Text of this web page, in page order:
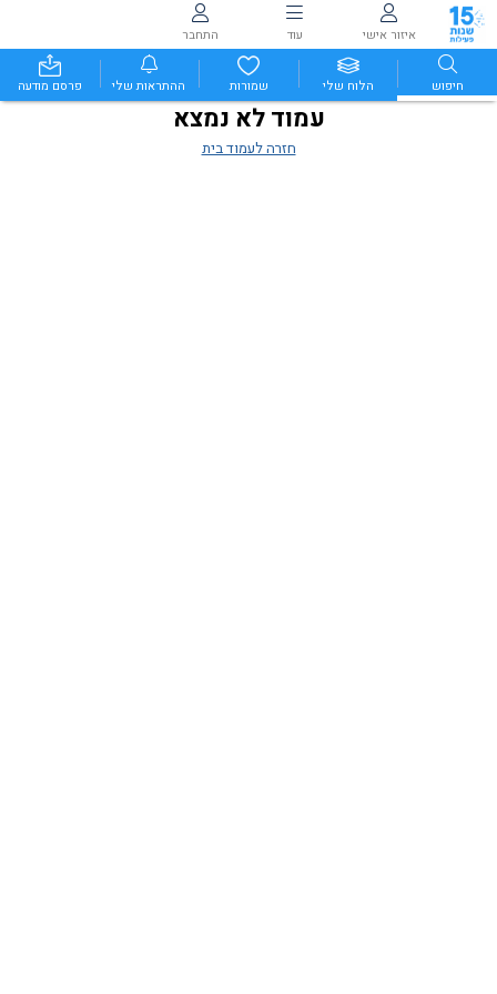
איזור אישי עוד התחבר
חיפוש הלוח שלי שמורות ההתראות שלי פרסם מודעה
עמוד לא נמצא
חזרה לעמוד בית